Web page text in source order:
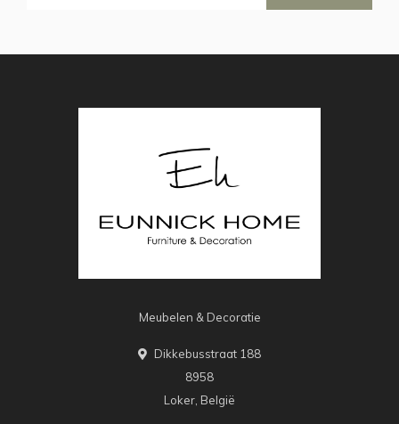
Meubelen & Decoratie
Dikkebusstraat 188
8958
Loker, België